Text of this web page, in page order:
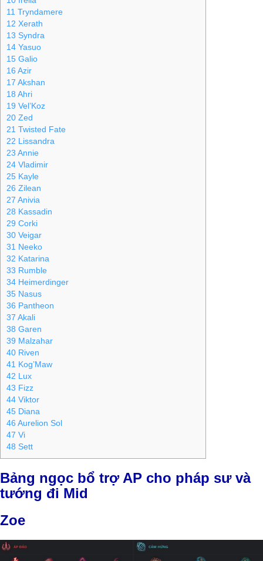
11 Tryndamere
12 Xerath
13 Syndra
14 Yasuo
15 Galio
16 Azir
17 Akshan
18 Ahri
19 Vel’Koz
20 Zed
21 Twisted Fate
22 Lissandra
23 Annie
24 Vladimir
25 Kayle
26 Zilean
27 Anivia
28 Kassadin
29 Corki
30 Veigar
31 Neeko
32 Katarina
33 Rumble
34 Heimerdinger
35 Nasus
36 Pantheon
37 Akali
38 Garen
39 Malzahar
40 Riven
41 Kog’Maw
42 Lux
43 Fizz
44 Viktor
45 Diana
46 Aurelion Sol
47 Vi
48 Sett
Bảng ngọc bổ trợ AP cho pháp sư và
tướng đi Mid
Zoe